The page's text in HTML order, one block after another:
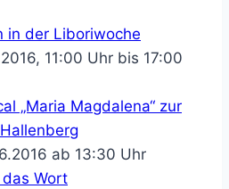
in der Liboriwoche
11:00 Uhr bis 17:00
„Maria Magdalena“ zur
ab 13:30 Uhr
Wort